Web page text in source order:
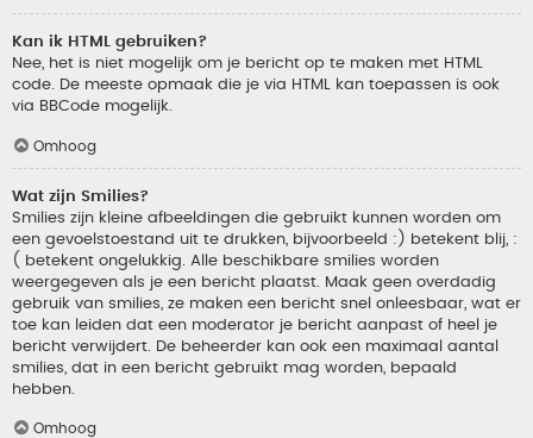
Kan ik HTML gebruiken?
Nee, het is niet mogelijk om je bericht op te maken met HTML
code. De meeste opmaak die je via HTML kan toepassen is ook
via BBCode mogelijk.
Omhoog
Wat zijn Smilies?
Smilies zijn kleine afbeeldingen die gebruikt kunnen worden om
een gevoelstoestand uit te drukken, bijvoorbeeld :) betekent blij, :
( betekent ongelukkig. Alle beschikbare smilies worden
weergegeven als je een bericht plaatst. Maak geen overdadig
gebruik van smilies, ze maken een bericht snel onleesbaar, wat er
toe kan leiden dat een moderator je bericht aanpast of heel je
bericht verwijdert. De beheerder kan ook een maximaal aantal
smilies, dat in een bericht gebruikt mag worden, bepaald
hebben.
Omhoog